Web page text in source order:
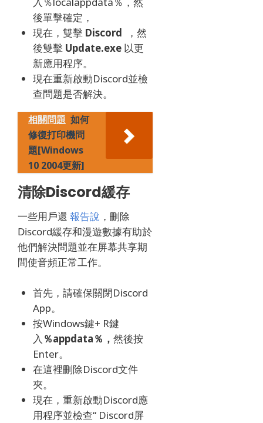
後單擊確定，
現在，雙擊 Discord ，然
後雙擊 Update.exe 以更
新應用程序。
現在重新啟動Discord並檢
查問題是否解決。
相關問題 如何
修復打印機問
題[Windows
10 2004更新]
清除Discord緩存
一些用戶還 報告說 ，刪除
Discord緩存和漫遊數據有助於
他們解決問題並在屏幕共享期
間使音頻正常工作。
首先，請確保關閉Discord
App。
按Windows鍵+ R鍵
入 ％appdata％， 然後按
Enter。
在這裡刪除Discord文件
夾。
現在，重新啟動Discord應
用程序並檢查“ Discord屏